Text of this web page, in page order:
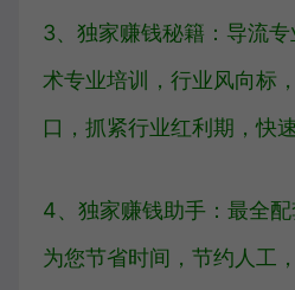
3、 独家赚钱秘籍： 导流专
术专业培训，行业风向标
口，抓紧行业红利期，快
4、 独家赚钱助手：最全
为您节省时间，节约人工